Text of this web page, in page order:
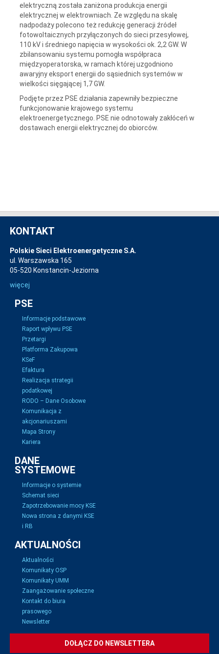
elektryczną została zaniżona produkcja energii
elektrycznej w elektrowniach. Ze względu na skalę
nadpodaży polecono też redukcję generacji źródeł
fotowoltaicznych przyłączonych do sieci przesyłowej,
110 kV i średniego napięcia w wysokości ok. 2,2 GW. W
zbilansowaniu systemu pomogła współpraca
międzyoperatorska, w ramach której uzgodniono
awaryjny eksport energii do sąsiednich systemów w
wielkości sięgającej 1,7 GW.
Podjęte przez PSE działania zapewniły bezpieczne
funkcjonowanie krajowego systemu
elektroenergetycznego. PSE nie odnotowały zakłóceń w
dostawach energii elektrycznej do obiorców.
KONTAKT
Polskie Sieci Elektroenergetyczne S.A.
ul. Warszawska 165
05-520 Konstancin-Jeziorna
więcej
PSE
Informacje podstawowe
Raport wpływu PSE
Przetargi
Platforma Zakupowa
KSeF
Efaktura
Realizacja strategii
podatkowej
RODO – Dane Osobowe
Komunikacja z
akcjonariuszami
Mapa Strony
Kariera
DANE
SYSTEMOWE
Informacje o systemie
Schemat sieci
Zapotrzebowanie mocy KSE
Nowa strona z danymi KSE
i RB
AKTUALNOŚCI
Aktualności
Komunikaty OSP
Komunikaty UMM
Zaangażowanie społeczne
Kontakt do biura
prasowego
Newsletter
DOŁĄCZ DO NEWSLETTERA